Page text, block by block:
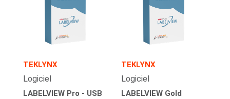
TEKLYNX
Logiciel
LABELVIEW Pro - USB
TEKLYNX
Logiciel
LABELVIEW Gold